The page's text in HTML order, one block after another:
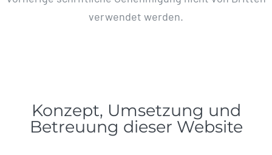
verwendet werden.
Konzept, Umsetzung und
Betreuung dieser Website